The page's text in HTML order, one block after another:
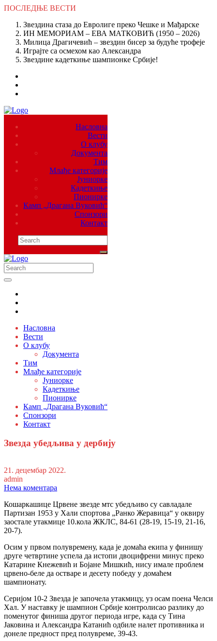
ПОСЛЕДЊЕ ВЕСТИ
Звездина стаза до Евролиге преко Чешке и Мађарске
ИН МЕМОРИАМ – ЕВА МАТКОВИЋ (1950 – 2026)
Милица Драгичевић – звездин бисер за будуће трофеје
Играјте са осмехом као Александра
Звездине кадеткиње шампионке Србије!
Насловна
Вести
О клубу
Документа
Тим
Млађе категорије
Јуниорке
Кадеткиње
Пионирке
Камп „Драгана Вуковић“
Спонзори
Контакт
Насловна
Вести
О клубу
Документа
Тим
Млађе категорије
Јуниорке
Кадеткиње
Пионирке
Камп „Драгана Вуковић“
Спонзори
Контакт
Звезда убедљива у дербију
21. децембар 2022.
admin
Нема коментара
Кошаркашице Црвене звезде мтс убедљиво су савладале
Партизан 1953 у Хали спортова „Ранко Жеравица“ у оквиру
заостале утакмице 10.кола ЖКЛС, 84-61 (28-19, 15-19, 21-16,
20-7).
Осим у првом полувремену, када је домаћа екипа у финишу
друге четвртине успела да истопи двоцифрени минус преко
Катарине Кнежевић и Бојане Мишкић, нису имале проблем
црвено-беле да остваре и десету победу у домаћем
шампионату.
Серијом 10-2 Звезда је започела утакмицу, уз осам поена Челси
Хал. У наставку је шампион Србије контролисао разлику до
поменутог финиша другог периода игре, када су Тина
Јаковина и Александра Катанић одбиле налет противника и
донеле предност пред полувреме, 39-43.